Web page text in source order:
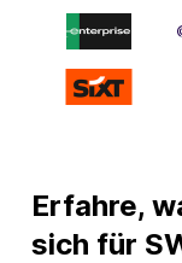
Erfahre,
sich für